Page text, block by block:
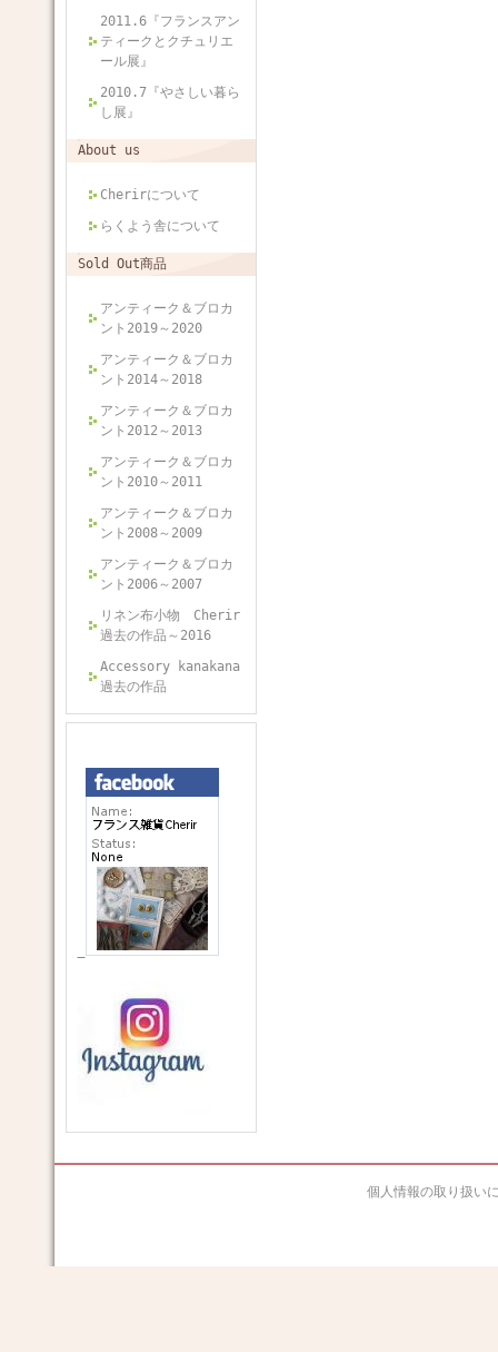
2011.6『フランスアン
ティークとクチュリエ
ール展』
2010.7『やさしい暮ら
し展』
About us
Cherirについて
らくよう舎について
Sold Out商品
アンティーク＆ブロカ
ント2019～2020
アンティーク＆ブロカ
ント2014～2018
アンティーク＆ブロカ
ント2012～2013
アンティーク＆ブロカ
ント2010～2011
アンティーク＆ブロカ
ント2008～2009
アンティーク＆ブロカ
ント2006～2007
リネン布小物 Cherir
過去の作品～2016
Accessory kanakana
過去の作品
個人情報の取り扱い